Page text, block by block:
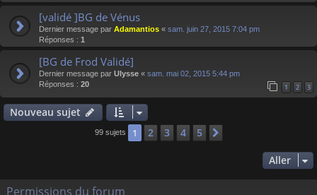
[validé ]BG de Vénus
Dernier message par Adamantios « sam. juin 27, 2015 7:04 pm
Réponses : 1
[BG de Frod Validé]
Dernier message par Ulysse « sam. mai 02, 2015 5:44 pm
Réponses : 20 1 2 3
Nouveau sujet
99 sujets 1 2 3 4 5
Aller
Permissions du forum